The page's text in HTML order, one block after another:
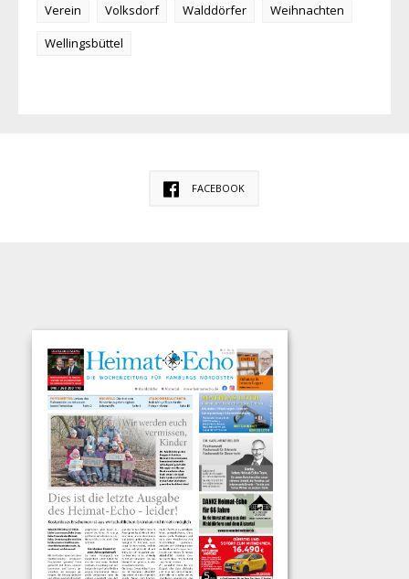
Verein
Volksdorf Walddörfer
Weihnachten
Wellingsbüttel
FACEBOOK